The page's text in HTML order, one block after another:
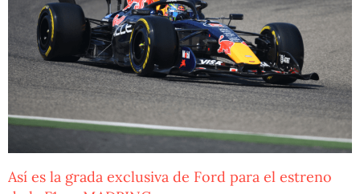
Así es la grada exclusiva de Ford para el estreno